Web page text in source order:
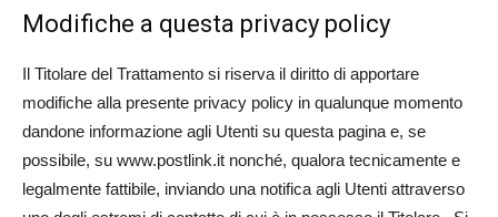
Modifiche a questa privacy policy
Il Titolare del Trattamento si riserva il diritto di apportare
modifiche alla presente privacy policy in qualunque momento
dandone informazione agli Utenti su questa pagina e, se
possibile, su www.postlink.it nonché, qualora tecnicamente e
legalmente fattibile, inviando una notifica agli Utenti attraverso